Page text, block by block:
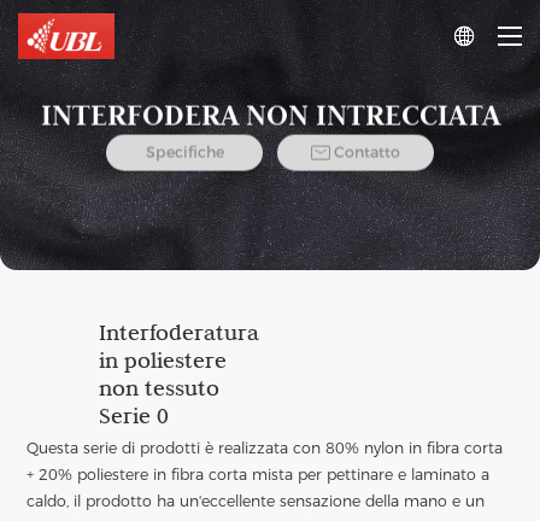

INTERFODERA NON INTRECCIATA
Specifiche  Contatto
Interfoderatura
in poliestere
non tessuto
Serie 0
Questa serie di prodotti è realizzata con 80% nylon in fibra corta
+ 20% poliestere in fibra corta mista per pettinare e laminato a
caldo, il prodotto ha un'eccellente sensazione della mano e un